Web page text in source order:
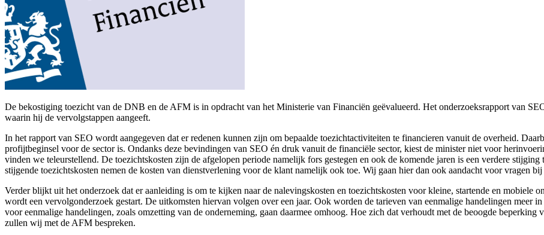
De bekostiging toezicht van de DNB en de AFM is in opdracht van het Ministerie van Financiën geëvalueerd. Het onderzoeksrapport van
waarin hij de vervolgstappen aangeeft.
In het rapport van SEO wordt aangegeven dat er redenen kunnen zijn om bepaalde toezichtactiviteiten te financieren vanuit de overheid.
profijtbeginsel voor de sector is. Ondanks deze bevindingen van SEO én druk vanuit de financiële sector, kiest de minister niet voor
vinden we teleurstellend. De toezichtskosten zijn de afgelopen periode namelijk fors gestegen en ook de komende jaren is een verdere
stijgende toezichtskosten nemen de kosten van dienstverlening voor de klant namelijk ook toe. Wij gaan hier dan ook aandacht voor vragen
Verder blijkt uit het onderzoek dat er aanleiding is om te kijken naar de nalevingskosten en toezichtskosten voor kleine, startende en mobiele
wordt een vervolgonderzoek gestart. De uitkomsten hiervan volgen over een jaar. Ook worden de tarieven van eenmalige handelingen meer
voor eenmalige handelingen, zoals omzetting van de onderneming, gaan daarmee omhoog. Hoe zich dat verhoudt met de beoogde
zullen wij met de AFM bespreken.